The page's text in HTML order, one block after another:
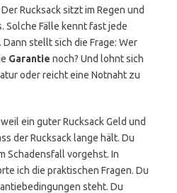
Rucksack sitzt im Regen und
Solche Fälle kennt fast jede
stellt sich die Frage: Wer
Garantie noch? Und lohnt sich
oder reicht eine Notnaht zu
ein guter Rucksack Geld und
der Rucksack lange hält. Du
Schadensfall vorgehst. In
ich die praktischen Fragen. Du
steht. Du